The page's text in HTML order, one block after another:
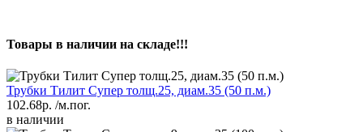
Товары в наличии на складе!!!
Трубки Тилит Супер толщ.25, диам.35 (50 п.м.)
102.68р. /м.пог.
в наличии